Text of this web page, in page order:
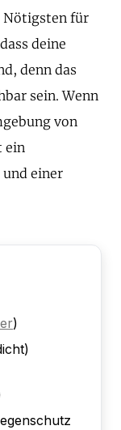
Nötigsten für
deine
denn das
sein. Wenn
von
ein
einer
)